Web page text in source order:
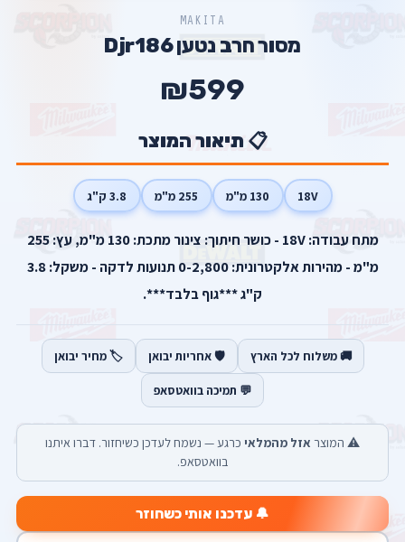
MAKITA
מסור חרב נטען Djr186
₪599
📋 תיאור המוצר
18V 130 מ"מ 255 מ"מ 3.8 ק"ג
מתח עבודה: 18V - כושר חיתוך: צינור מתכת: 130 מ"מ, עץ: 255
מ"מ - מהירות אלקטרונית: 0-2,800 תנועות לדקה - משקל: 3.8
ק"ג ***גוף בלבד***.
🚚 משלוח לכל הארץ 🛡️ אחריות יבואן 🏷️ מחיר יבואן
💬 תמיכה בוואטסאפ
⚠️ המוצר אזל מהמלאי כרגע — נשמח לעדכן כשיחזור. דברו איתנו
בוואטסאפ.
🔔 עדכנו אותי כשחוזר